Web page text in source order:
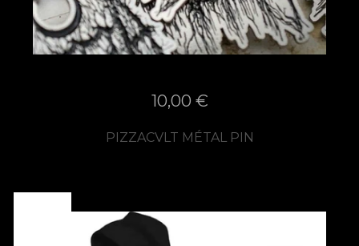
10,00 €
PIZZACVLT MÉTAL PIN